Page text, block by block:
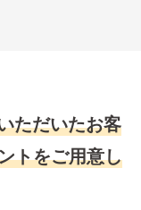
ただいたお客
トをご用意し